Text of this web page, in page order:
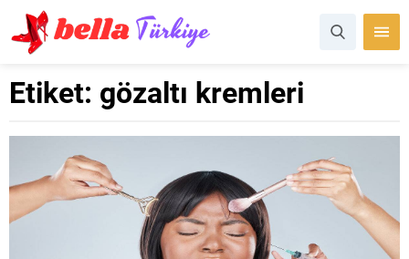
Etiket: gözaltı kremleri